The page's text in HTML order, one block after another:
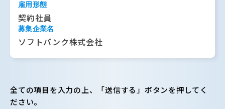
雇用形態
契約社員
募集企業名
ソフトバンク株式会社
全ての項目を入力の上、「送信する」ボタンを押してく
ださい。